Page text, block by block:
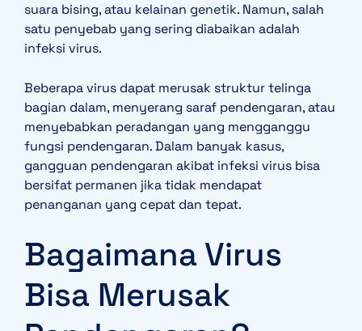
suara bising, atau kelainan genetik. Namun, salah
satu penyebab yang sering diabaikan adalah
infeksi virus.
Beberapa virus dapat merusak struktur telinga
bagian dalam, menyerang saraf pendengaran, atau
menyebabkan peradangan yang mengganggu
fungsi pendengaran. Dalam banyak kasus,
gangguan pendengaran akibat infeksi virus bisa
bersifat permanen jika tidak mendapat
penanganan yang cepat dan tepat.
Bagaimana Virus
Bisa Merusak